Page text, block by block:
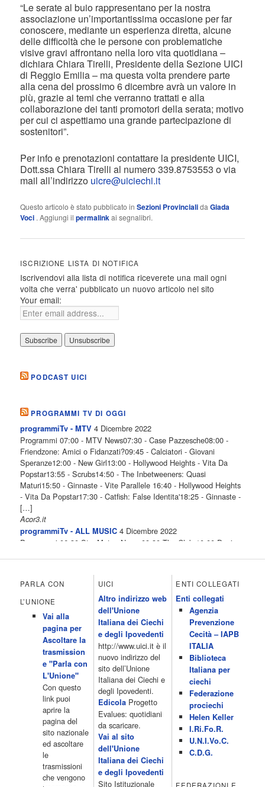
“Le serate al buio rappresentano per la nostra
associazione un’importantissima occasione per far
conoscere, mediante un esperienza diretta, alcune
delle difficoltà che le persone con problematiche
visive gravi affrontano nella loro vita quotidiana –
dichiara Chiara Tirelli, Presidente della Sezione UICI
di Reggio Emilia – ma questa volta prendere parte
alla cena del prossimo 6 dicembre avrà un valore in
più, grazie ai temi che verranno trattati e alla
collaborazione dei tanti promotori della serata; motivo
per cui ci aspettiamo una grande partecipazione di
sostenitori”.
Per info e prenotazioni contattare la presidente UICI,
Dott.ssa Chiara Tirelli al numero 339.8753553 o via
mail all’indirizzo uicre@uiciechi.it
Questo articolo è stato pubblicato inSezioni ProvincialidaGiada
Voci . Aggiungi ilpermalinkai segnalibri.
ISCRIZIONE LISTA DI NOTIFICA
Iscrivendovi alla lista di notifica riceverete una mail ogni
volta che verra' pubblicato un nuovo articolo nel sito
Your email:
PODCAST UICI
PROGRAMMI TV DI OGGI
programmiTv - MTV 4 Dicembre 2022
Programmi 07:00 - MTV News07:30 - Case Pazzesche08:00 -
Friendzone: Amici o Fidanzati?09:45 - Calciatori - Giovani
Speranze12:00 - New Girl13:00 - Hollywood Heights - Vita Da
Popstar13:55 - Scrubs14:50 - The Inbetweeners: Quasi
Maturi15:50 - Ginnaste - Vite Parallele 16:40 - Hollywood Heights
- Vita Da Popstar17:30 - Catfish: False Identita'18:25 - Ginnaste -
[…]
Acor3.it
programmiTv - ALL MUSIC 4 Dicembre 2022
Programmi 06.30 Star.Meteo.News 09.30 The Club 10.00 Deejay
All News 16.05 Rotazione musicale 19.00 All News 19.05 The
Club 19.30 19.30 Human Guinea Pigs 20.00 Inbox 21.00 Code
Monkeys 21.30 Sons of Butcher […]
programmiTv - ITALIA 1 4 Dicembre 2022
Programmi 06.35 Cartoni Animati 09.05 Telefilm:Starsky & Hutch
10.10 Telefilm:Supercar 12.15 12.15 Secondo voi 12.25 Studio
Aperto 13.00 Studio Sport 13.40 Cartoni animati 14.30 I Simpson
15.00 Telefilm:Paso adelante 15.55 15.55 Telefilm:Wildfire 16.50
Cartoni animati 18.30 Studio Aperto 19.05 Don Luca c'� 19.35
19.35 Medici miei 20.05 Camera caf� 20.30 La ruota della
fortuna 21.10 […]
Acor3.it
programmiTv - LA 7
4 Dicembre 2022
Programmi 06:00 - Tg La7/meteo/oroscopo/traffico06:55 - Movie
Flash07:00 - Omnibus ? Rassegna stampa07:30 - Tg La707:50 -
Omnibus09:50 - Coffee Break11:00 - L?aria che tira12:25 - I
men� di Benedetta13:30 - Tg La714:00 - Tg La7 Cronache14:40 -
Telefilm: Le strade di San Francisco - Omicidio di primo grado -
PARLA CON
L’UNIONE
Vai alla
pagina per
Ascoltare la
trasmission
e "Parla con
L'Unione"
Con questo
link puoi
aprire la
pagina del
sito nazionale
ed ascoltare
le
trasmissioni
che vengono
UICI
Altro indirizzo web
dell'Unione
Italiana dei Ciechi
e degli Ipovedenti
http://www.uici.it è il
nuovo indirizzo del
sito dell’Unione
Italiana dei Ciechi e
degli Ipovedenti.
EdicolaProgetto
Evalues: quotidiani
da scaricare.
Vai al sito
dell'Unione
Italiana dei Ciechi
e degli Ipovedenti
Sito Istituzionale
ENTI COLLEGATI
Enti collegati
Agenzia
Prevenzione
Cecità – IAPB
ITALIA
Biblioteca
Italiana per
ciechi
Federazione
prociechi
Helen Keller
I.Ri.Fo.R.
U.N.I.Vo.C.
C.D.G.